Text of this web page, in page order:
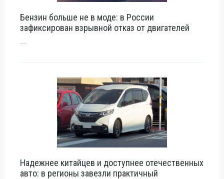
Бензин больше не в моде: в России
зафиксирован взрывной отказ от двигателей
...
Надежнее китайцев и доступнее отечественных
авто: в регионы завезли практичный